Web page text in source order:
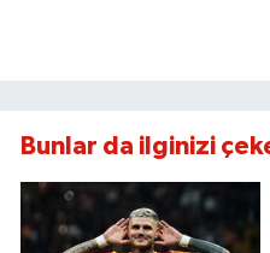
Bunlar da ilginizi